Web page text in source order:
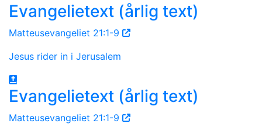
Evangelietext (årlig text)
Matteusevangeliet 21:1-9
Jesus rider in i Jerusalem
Evangelietext (årlig text)
Matteusevangeliet 21:1-9